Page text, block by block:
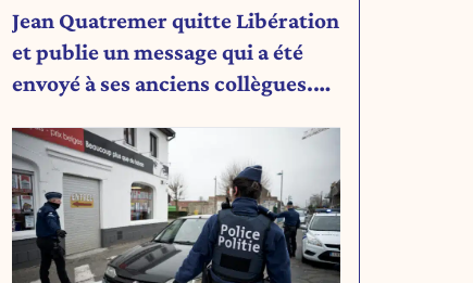
Jean Quatremer quitte Libération
et publie un message qui a été
envoyé à ses anciens collègues.